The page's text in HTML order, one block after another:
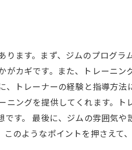
ます。まず、ジムのプログラ
カギです。また、トレーニン
トレーナーの経験と指導方法
ングを提供してくれます。ト
す。 最後に、ジムの雰囲気や
のようなポイントを押さえて